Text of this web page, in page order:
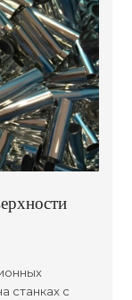
станках с